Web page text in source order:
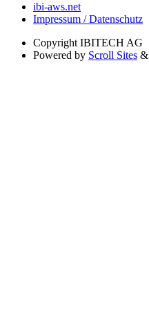
ibi-aws.net
Impressum / Datenschutz
Copyright IBITECH AG
Powered by Scroll Sites &